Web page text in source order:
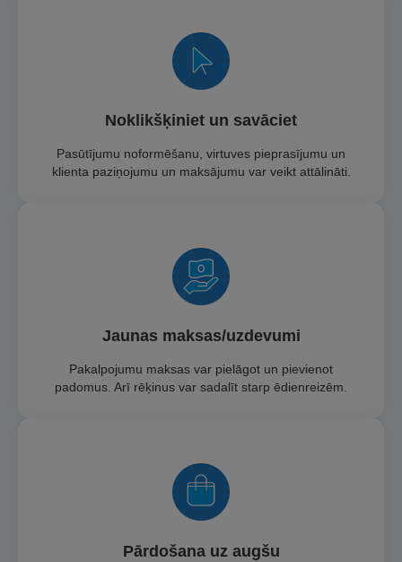
Noklikšķiniet un savāciet
Pasūtījumu noformēšanu, virtuves pieprasījumu un
klienta paziņojumu un maksājumu var veikt attālināti.
Jaunas maksas/uzdevumi
Pakalpojumu maksas var pielāgot un pievienot
padomus. Arī rēķinus var sadalīt starp ēdienreizēm.
Pārdošana uz augšu